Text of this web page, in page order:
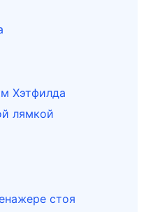
Хэтфилда
лямкой
стоя